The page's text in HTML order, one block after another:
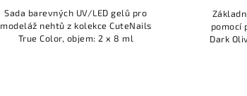
Sada barevných UV/LED gelů pro
modeláž nehtů z kolekce CuteNails
True Color, objem: 2 x 8 ml
pomocí
Dark